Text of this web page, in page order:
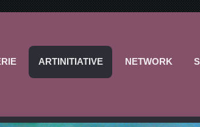
ARTINITIATIVE NETWORK